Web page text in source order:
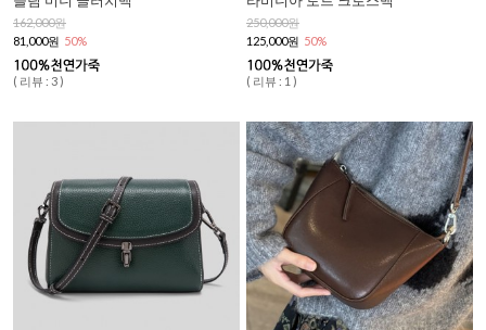
162,000원
81,000원 50%
( 리뷰 : 3 )
250,000원
125,000원 50%
( 리뷰 : 1 )